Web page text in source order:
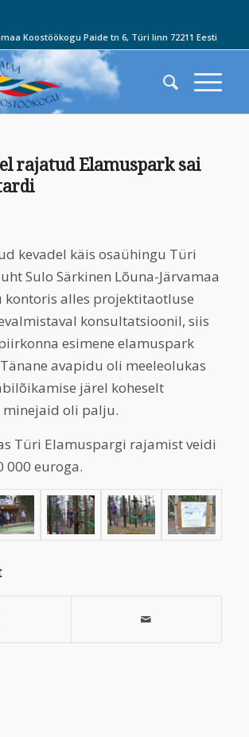
Koostöökogu Paide tn 6, Türi linn 72211 Eesti
rajatud Elamuspark sai
kevadel käis osaühingu Türi
Sulo Särkinen Lõuna-Järvamaa
kontoris alles projektitaotluse
konsultatsioonil, siis
esimene elamuspark
avapidu oli meeleolukas
järel koheselt
oli palju.
Türi Elamuspargi rajamist veidi
000 euroga.